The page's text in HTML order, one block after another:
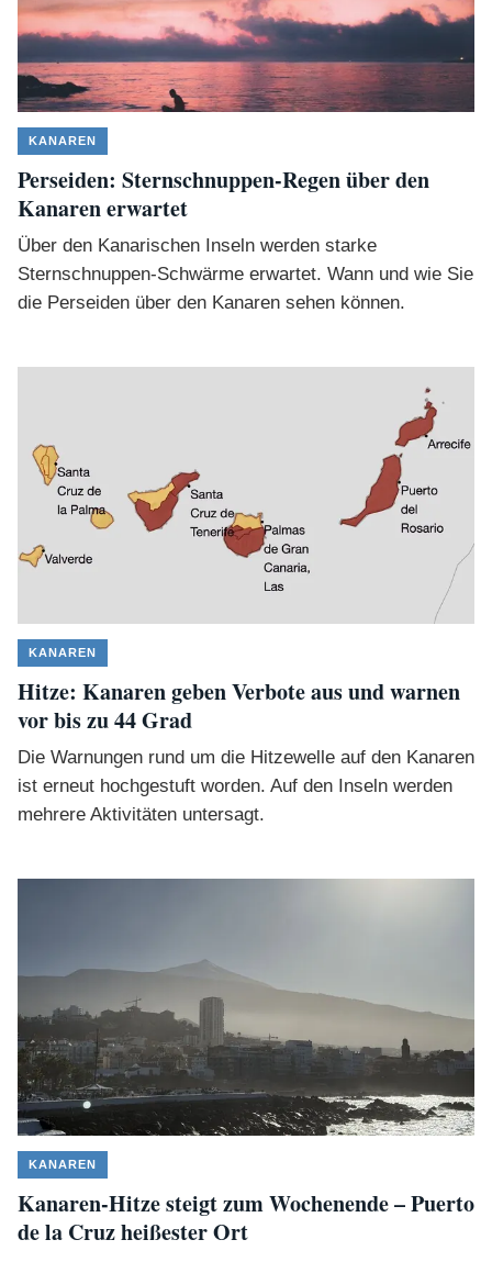
KANAREN
Perseiden: Sternschnuppen-Regen über den
Kanaren erwartet
Über den Kanarischen Inseln werden starke
Sternschnuppen-Schwärme erwartet. Wann und wie Sie
die Perseiden über den Kanaren sehen können.
KANAREN
Hitze: Kanaren geben Verbote aus und warnen
vor bis zu 44 Grad
Die Warnungen rund um die Hitzewelle auf den Kanaren
ist erneut hochgestuft worden. Auf den Inseln werden
mehrere Aktivitäten untersagt.
KANAREN
Kanaren-Hitze steigt zum Wochenende – Puerto
de la Cruz heißester Ort